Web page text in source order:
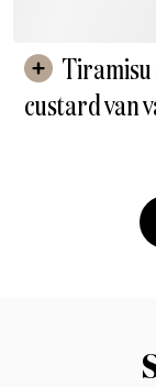
custard van